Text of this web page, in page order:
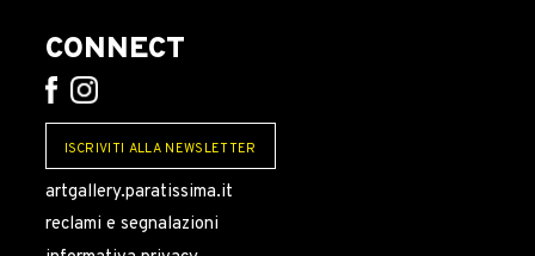
CONNECT
ISCRIVITI ALLA NEWSLETTER
artgallery.paratissima.it
reclami e segnalazioni